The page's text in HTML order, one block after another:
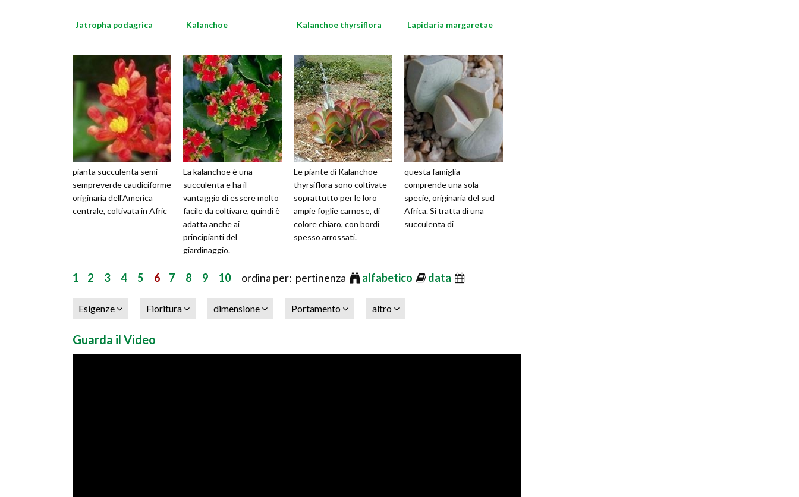
Jatropha podagrica
pianta succulenta semi-
sempreverde caudiciforme
originaria dell'America
centrale, coltivata in Afric
Kalanchoe
La kalanchoe è una
succulenta e ha il
vantaggio di essere molto
facile da coltivare, quindi è
adatta anche ai
principianti del
giardinaggio.
Kalanchoe thyrsiflora
Le piante di Kalanchoe
thyrsiflora sono coltivate
soprattutto per le loro
ampie foglie carnose, di
colore chiaro, con bordi
spesso arrossati.
Lapidaria margaretae
questa famiglia
comprende una sola
specie, originaria del sud
Africa. Si tratta di una
succulenta di
1 2 3 4 5 6 7 8 9 10ordina per: pertinenza alfabetico data
Esigenze Fioritura dimensione Portamento altro
Guarda il Video